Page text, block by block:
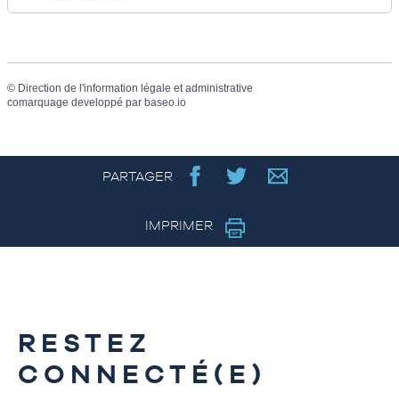
© Direction de l'information légale et administrative
comarquage developpé par baseo.io
PARTAGER
IMPRIMER
RESTEZ
CONNECTÉ(E)